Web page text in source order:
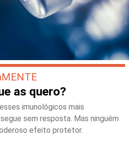
as quero?
imunológicos mais
sem resposta. Mas ninguém
efeito protetor.